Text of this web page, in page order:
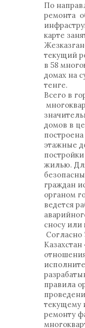
По
ремонта
карте
текущий
в 58
домах на
тенге.
Всего в
домов в
построена
этажные
жилью.
граждан
органом
ведется
сносу или
Согласно
правила
текущему
ремонту